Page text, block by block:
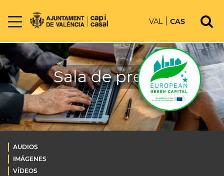
VAL CAS
Sala de prensa
AUDIOS
IMÁGENES
VÍDEOS